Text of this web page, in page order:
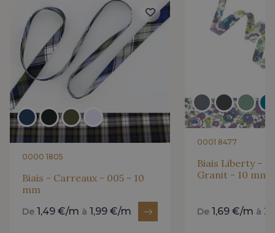
0000 1805
Biais - Carreaux - 005 - 10
mm
De 1,49 €/m à 1,99 €/m
0001 8477
Biais Liberty -
Granit - 10 mm
De1,69 €/m à